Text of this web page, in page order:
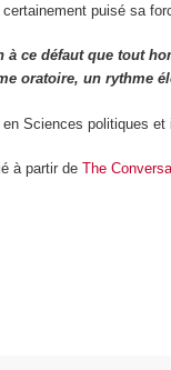
puisé sa
à ce défaut que tout
oratoire, un rythme
en Sciences politiques
à partir deThe